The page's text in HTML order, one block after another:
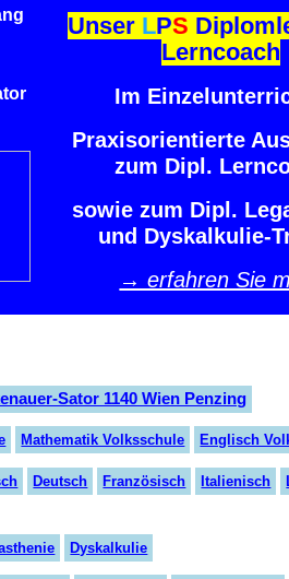
Unser LPS
Lerncoach
Im
Praxisorientierte
zum Dipl.
sowie zum Dipl.
und Dyskalkulie-
→ erfahren Sie
Sator 1140 Wien Penzing
Mathematik Volksschule Englisch
Deutsch Französisch Italienisch
Dyskalkulie